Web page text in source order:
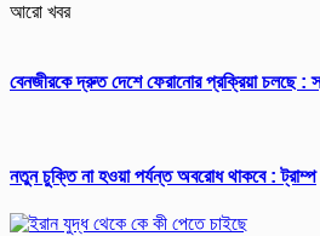
আরো খবর
বেনজীরকে দ্রুত দেশে ফেরানোর প্রক্রিয়া চলছে :
নতুন চুক্তি না হওয়া পর্যন্ত অবরোধ থাকবে : ট্রাম্প